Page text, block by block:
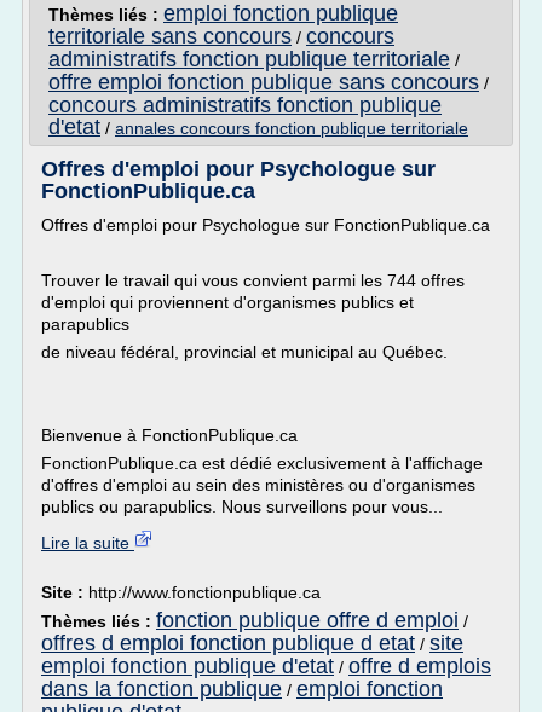
Thèmes liés : emploi fonction publique
territoriale sans concours / concours
administratifs fonction publique territoriale /
offre emploi fonction publique sans concours /
concours administratifs fonction publique
d'etat / annales concours fonction publique territoriale
Offres d'emploi pour Psychologue sur
FonctionPublique.ca
Offres d'emploi pour Psychologue sur FonctionPublique.ca
Trouver le travail qui vous convient parmi les 744 offres
d'emploi qui proviennent d'organismes publics et
parapublics
de niveau fédéral, provincial et municipal au Québec.
Bienvenue à FonctionPublique.ca
FonctionPublique.ca est dédié exclusivement à l'affichage
d'offres d'emploi au sein des ministères ou d'organismes
publics ou parapublics. Nous surveillons pour vous...
Lire la suite
Site : http://www.fonctionpublique.ca
Thèmes liés : fonction publique offre d emploi /
offres d emploi fonction publique d etat / site
emploi fonction publique d'etat / offre d emplois
dans la fonction publique / emploi fonction